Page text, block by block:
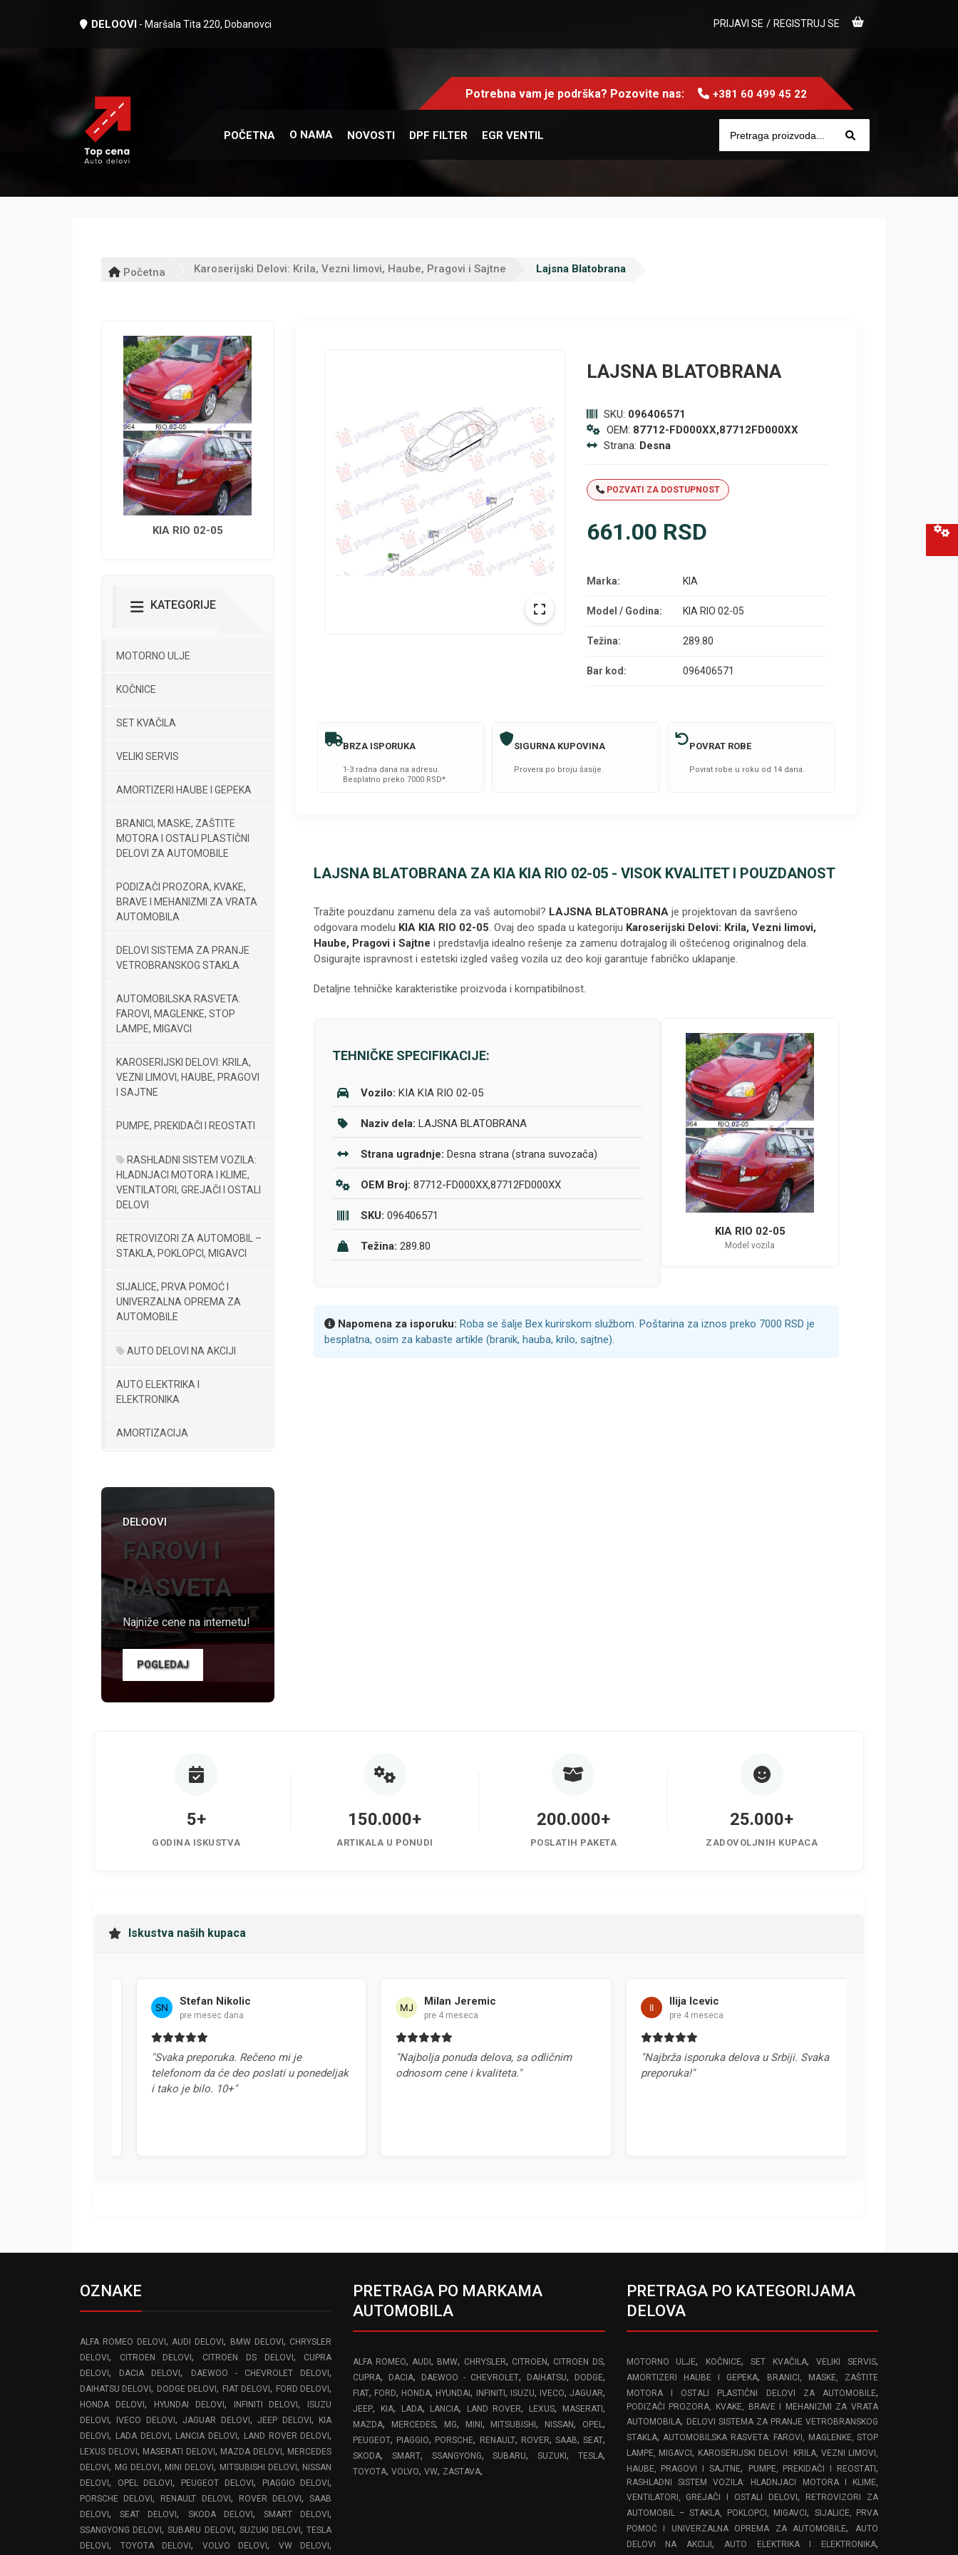
DELOOVI - Maršala Tita 220, Dobanovci PRIJAVI SE / REGISTRUJ SE
Potrebna vam je podrška? Pozovite nas: +381 60 499 45 22
POČETNA O NAMA NOVOSTI DPF FILTER EGR VENTIL
Početna Karoserijski Delovi: Krila, Vezni limovi, Haube, Pragovi i Sajtne Lajsna Blatobrana
KIA RIO 02-05
KATEGORIJE
MOTORNO ULJE
KOČNICE
SET KVAČILA
VELIKI SERVIS
AMORTIZERI HAUBE I GEPEKA
BRANICI, MASKE, ZAŠTITE
MOTORA I OSTALI PLASTIČNI
DELOVI ZA AUTOMOBILE
PODIZAČI PROZORA, KVAKE,
BRAVE I MEHANIZMI ZA VRATA
AUTOMOBILA
DELOVI SISTEMA ZA PRANJE
VETROBRANSKOG STAKLA
AUTOMOBILSKA RASVETA:
FAROVI, MAGLENKE, STOP
LAMPE, MIGAVCI
KAROSERIJSKI DELOVI: KRILA,
VEZNI LIMOVI, HAUBE, PRAGOVI
I SAJTNE
PUMPE, PREKIDAČI I REOSTATI
RASHLADNI SISTEM VOZILA:
HLADNJACI MOTORA I KLIME,
VENTILATORI, GREJAČI I OSTALI
DELOVI
RETROVIZORI ZA AUTOMOBIL –
STAKLA, POKLOPCI, MIGAVCI
SIJALICE, PRVA POMOĆ I
UNIVERZALNA OPREMA ZA
AUTOMOBILE
AUTO DELOVI NA AKCIJI
AUTO ELEKTRIKA I
ELEKTRONIKA
AMORTIZACIJA
DELOOVI
FAROVI I
RASVETA
Najniže cene na internetu!
POGLEDAJ
LAJSNA BLATOBRANA
SKU: 096406571
OEM: 87712-FD000XX,87712FD000XX
Strana: Desna
POZVATI ZA DOSTUPNOST
661.00 RSD
Marka: KIA
Model / Godina: KIA RIO 02-05
Težina: 289.80
Bar kod: 096406571
BRZA ISPORUKA
1-3 radna dana na adresu.
Besplatno preko 7000 RSD*.
SIGURNA KUPOVINA
Provera po broju šasije.
POVRAT ROBE
Povrat robe u roku od 14 dana.
LAJSNA BLATOBRANA ZA KIA KIA RIO 02-05 - VISOK KVALITET I POUZDANOST
Tražite pouzdanu zamenu dela za vaš automobil? LAJSNA BLATOBRANAje projektovan da savršeno
odgovara modelu KIA KIA RIO 02-05. Ovaj deo spada u kategoriju Karoserijski Delovi: Krila, Vezni limovi,
Haube, Pragovi i Sajtne i predstavlja idealno rešenje za zamenu dotrajalog ili oštećenog originalnog dela.
Osigurajte ispravnost i estetski izgled vašeg vozila uz deo koji garantuje fabričko uklapanje.
Detaljne tehničke karakteristike proizvoda i kompatibilnost.
TEHNIČKE SPECIFIKACIJE:
Vozilo: KIA KIA RIO 02-05
Naziv dela: LAJSNA BLATOBRANA
Strana ugradnje: Desna strana (strana suvozača)
OEM Broj: 87712-FD000XX,87712FD000XX
SKU: 096406571
Težina: 289.80
KIA RIO 02-05
Model vozila
Napomena za isporuku: Roba se šalje Bex kurirskom službom. Poštarina za iznos preko 7000 RSD je
besplatna, osim za kabaste artikle (branik, hauba, krilo, sajtne).
5+
GODINA ISKUSTVA
150.000+
ARTIKALA U PONUDI
200.000+
POSLATIH PAKETA
25.000+
ZADOVOLJNIH KUPACA
Iskustva naših kupaca
Stefan Nikolic
pre mesec dana
"Svaka preporuka. Rečeno mi je
telefonom da će deo poslati u ponedeljak
i tako je bilo. 10+"
Milan Jeremic
pre 4 meseca
"Najbolja ponuda delova, sa odličnim
odnosom cene i kvaliteta."
Ilija Icevic
pre 4 meseca
"Najbrža isporuka delova u Srbiji. Svaka
preporuka!"
OZNAKE
ALFA ROMEO DELOVI,AUDI DELOVI, BMW DELOVI, CHRYSLER
DELOVI, CITROEN DELOVI, CITROEN DS DELOVI,
CUPRA
DELOVI, DACIA DELOVI, DAEWOO - CHEVROLET DELOVI,
DAIHATSU DELOVI, DODGE DELOVI, FIAT DELOVI, FORD DELOVI,
HONDA DELOVI, HYUNDAI DELOVI, INFINITI DELOVI,
ISUZU
DELOVI, IVECO DELOVI,JAGUAR DELOVI,JEEP DELOVI,
KIA
DELOVI, LADA DELOVI, LANCIA DELOVI, LAND ROVER DELOVI,
LEXUS DELOVI, MASERATI DELOVI, MAZDA DELOVI, MERCEDES
DELOVI, MG DELOVI, MINI DELOVI, MITSUBISHI DELOVI, NISSAN
DELOVI, OPEL DELOVI, PEUGEOT DELOVI, PIAGGIO DELOVI,
PORSCHE DELOVI, RENAULT DELOVI, ROVER DELOVI,SAAB
DELOVI,SEAT DELOVI, SKODA DELOVI,SMART DELOVI,
SSANGYONG DELOVI,SUBARU DELOVI, SUZUKI DELOVI,TESLA
DELOVI, TOYOTA DELOVI, VOLVO DELOVI, VW DELOVI,
PRETRAGA PO MARKAMA
AUTOMOBILA
ALFA ROMEO,AUDI, BMW, CHRYSLER, CITROEN, CITROEN DS,
CUPRA, DACIA, DAEWOO - CHEVROLET, DAIHATSU, DODGE,
FIAT, FORD, HONDA, HYUNDAI, INFINITI, ISUZU, IVECO, JAGUAR,
JEEP, KIA, LADA, LANCIA, LAND ROVER, LEXUS, MASERATI,
MAZDA, MERCEDES, MG, MINI, MITSUBISHI, NISSAN, OPEL,
PEUGEOT, PIAGGIO, PORSCHE, RENAULT, ROVER, SAAB, SEAT,
SKODA, SMART, SSANGYONG,SUBARU,SUZUKI, TESLA,
TOYOTA,VOLVO,VW, ZASTAVA,
PRETRAGA PO KATEGORIJAMA
DELOVA
MOTORNO ULJE, KOČNICE,SET KVAČILA,VELIKI SERVIS,
AMORTIZERI HAUBE I GEPEKA,
BRANICI, MASKE, ZAŠTITE
MOTORA I OSTALI PLASTIČNI DELOVI ZA AUTOMOBILE,
PODIZAČI PROZORA, KVAKE, BRAVE I MEHANIZMI ZA VRATA
AUTOMOBILA, DELOVI SISTEMA ZA PRANJE VETROBRANSKOG
STAKLA,AUTOMOBILSKA RASVETA: FAROVI, MAGLENKE, STOP
LAMPE, MIGAVCI, KAROSERIJSKI DELOVI: KRILA, VEZNI LIMOVI,
HAUBE, PRAGOVI I SAJTNE, PUMPE, PREKIDAČI I REOSTATI,
RASHLADNI SISTEM VOZILA: HLADNJACI MOTORA I KLIME,
VENTILATORI, GREJAČI I OSTALI DELOVI,
RETROVIZORI ZA
AUTOMOBIL – STAKLA, POKLOPCI, MIGAVCI,
SIJALICE, PRVA
POMOĆ I UNIVERZALNA OPREMA ZA AUTOMOBILE,
AUTO
DELOVI NA AKCIJI,AUTO ELEKTRIKA I ELEKTRONIKA,